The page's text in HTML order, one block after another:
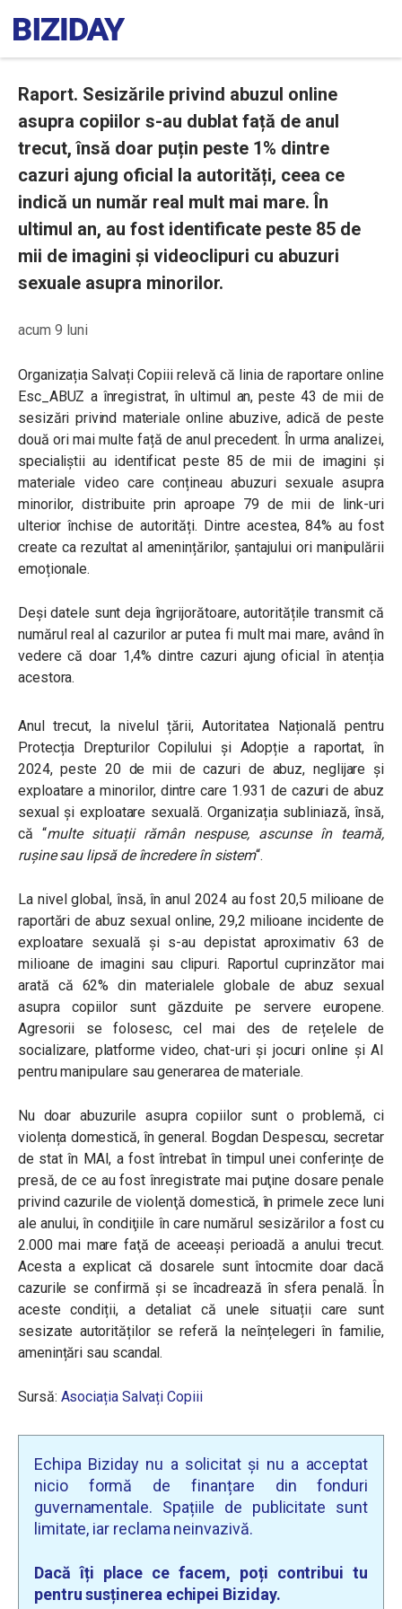
Raport. Sesizările privind abuzul online
asupra copiilor s-au dublat față de anul
trecut, însă doar puțin peste 1% dintre
cazuri ajung oficial la autorități, ceea ce
indică un număr real mult mai mare. În
ultimul an, au fost identificate peste 85 de
mii de imagini și videoclipuri cu abuzuri
sexuale asupra minorilor.
acum 9 luni
Organizația Salvați Copiii relevă că linia de raportare online
Esc_ABUZ a înregistrat, în ultimul an, peste 43 de mii de
sesizări privind materiale online abuzive, adică de peste
două ori mai multe față de anul precedent. În urma analizei,
specialiștii au identificat peste 85 de mii de imagini și
materiale video care conțineau abuzuri sexuale asupra
minorilor, distribuite prin aproape 79 de mii de link-uri
ulterior închise de autorități. Dintre acestea, 84% au fost
create ca rezultat al amenințărilor, șantajului ori manipulării
emoționale.
Deși datele sunt deja îngrijorătoare, autoritățile transmit că
numărul real al cazurilor ar putea fi mult mai mare, având în
vedere că doar 1,4% dintre cazuri ajung oficial în atenția
acestora.
Anul trecut, la nivelul țării, Autoritatea Națională pentru
Protecția Drepturilor Copilului și Adopție a raportat, în
2024, peste 20 de mii de cazuri de abuz, neglijare și
exploatare a minorilor, dintre care 1.931 de cazuri de abuz
sexual și exploatare sexuală. Organizația subliniază, însă,
că“multe situații rămân nespuse, ascunse în teamă,
rușine sau lipsă de încredere în sistem“.
La nivel global, însă, în anul 2024 au fost 20,5 milioane de
raportări de abuz sexual online, 29,2 milioane incidente de
exploatare sexuală și s-au depistat aproximativ 63 de
milioane de imagini sau clipuri. Raportul cuprinzător mai
arată că 62% din materialele globale de abuz sexual
asupra copiilor sunt găzduite pe servere europene.
Agresorii se folosesc, cel mai des de rețelele de
socializare, platforme video, chat-uri și jocuri online și AI
pentru manipulare sau generarea de materiale.
Nu doar abuzurile asupra copiilor sunt o problemă, ci
violența domestică, în general. Bogdan Despescu, secretar
de stat în MAI, a fost întrebat în timpul unei conferințe de
presă, de ce au fost înregistrate mai puţine dosare penale
privind cazurile de violenţă domestică, în primele zece luni
ale anului, în condiţiile în care numărul sesizărilor a fost cu
2.000 mai mare faţă de aceeaşi perioadă a anului trecut.
Acesta a explicat că dosarele sunt întocmite doar dacă
cazurile se confirmă și se încadrează în sfera penală. În
aceste condiții, a detaliat că unele situații care sunt
sesizate autorităților se referă la neînțelegeri în familie,
amenințări sau scandal.
Sursă: Asociația Salvați Copiii
Echipa Biziday nu a solicitat și nu a acceptat
nicio formă de finanțare din fonduri
guvernamentale. Spațiile de publicitate sunt
limitate, iar reclama neinvazivă.
Dacă îți place ce facem, poți contribui tu
pentru susținerea echipei Biziday.